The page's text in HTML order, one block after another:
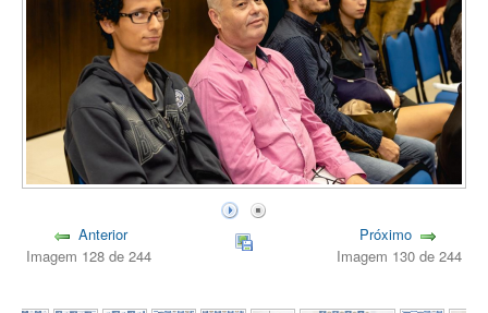
Anterior
Imagem 128 de 244
Próximo
Imagem 130 de 244